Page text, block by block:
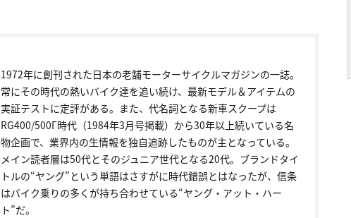
1972年に創刊された日本の老舗モーターサイクルマガジンの一誌。
常にその時代の熱いバイク達を追い続け、最新モデル＆アイテムの
実証テストに定評がある。また、代名詞となる新車スクープは
RG400/500Γ時代（1984年3月号掲載）から30年以上続いている名
物企画で、業界内の生情報を独自追跡したものが主となっている。
メイン読者層は50代とそのジュニア世代となる20代。ブランドタイ
トルの“ヤング”という単語はさすがに時代錯誤とはなったが、信条
はバイク乗りの多くが持ち合わせている“ヤング・アット・ハー
ト”だ。